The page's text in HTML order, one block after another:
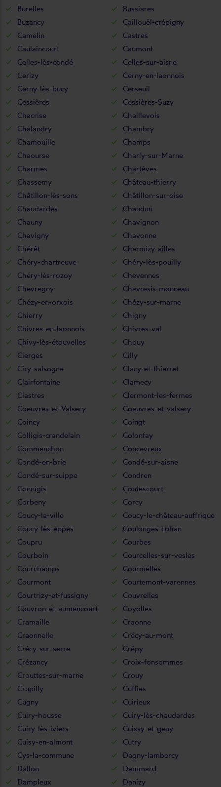
Burelles
Bussiares
Buzancy
Caillouël-crépigny
Camelin
Castres
Caulaincourt
Caumont
Celles-lès-condé
Celles-sur-aisne
Cerizy
Cerny-en-laonnois
Cerny-lès-bucy
Cerseuil
Cessières
Cessières-Suzy
Chacrise
Chaillevois
Chalandry
Chambry
Chamouille
Champs
Chaourse
Charly-sur-Marne
Charmes
Chartèves
Chassemy
Château-thierry
Châtillon-lès-sons
Châtillon-sur-oise
Chaudardes
Chaudun
Chauny
Chavignon
Chavigny
Chavonne
Chérêt
Chermizy-ailles
Chéry-chartreuve
Chéry-lès-pouilly
Chéry-lès-rozoy
Chevennes
Chevregny
Chevresis-monceau
Chézy-en-orxois
Chézy-sur-marne
Chierry
Chigny
Chivres-en-laonnois
Chivres-val
Chivy-lès-étouvelles
Chouy
Cierges
Cilly
Ciry-salsogne
Clacy-et-thierret
Clairfontaine
Clamecy
Clastres
Clermont-les-fermes
Coeuvres-et-Valsery
Coeuvres-et-valsery
Coincy
Coingt
Colligis-crandelain
Colonfay
Commenchon
Concevreux
Condé-en-brie
Condé-sur-aisne
Condé-sur-suippe
Condren
Connigis
Contescourt
Corbeny
Corcy
Coucy-la-ville
Coucy-le-château-auffrique
Coucy-lès-eppes
Coulonges-cohan
Coupru
Courbes
Courboin
Courcelles-sur-vesles
Courchamps
Courmelles
Courmont
Courtemont-varennes
Courtrizy-et-fussigny
Couvrelles
Couvron-et-aumencourt
Coyolles
Cramaille
Craonne
Craonnelle
Crécy-au-mont
Crécy-sur-serre
Crépy
Crézancy
Croix-fonsommes
Crouttes-sur-marne
Crouy
Crupilly
Cuffies
Cugny
Cuirieux
Cuiry-housse
Cuiry-lès-chaudardes
Cuiry-lès-iviers
Cuissy-et-geny
Cuisy-en-almont
Cutry
Cys-la-commune
Dagny-lambercy
Dallon
Dammard
Dampleux
Danizy